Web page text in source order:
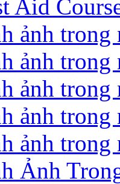
Aid
ảnh trong
ảnh trong
ảnh trong
ảnh trong
ảnh trong
Ảnh